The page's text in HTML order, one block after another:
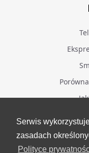
Serwis
zasadach
Polityce